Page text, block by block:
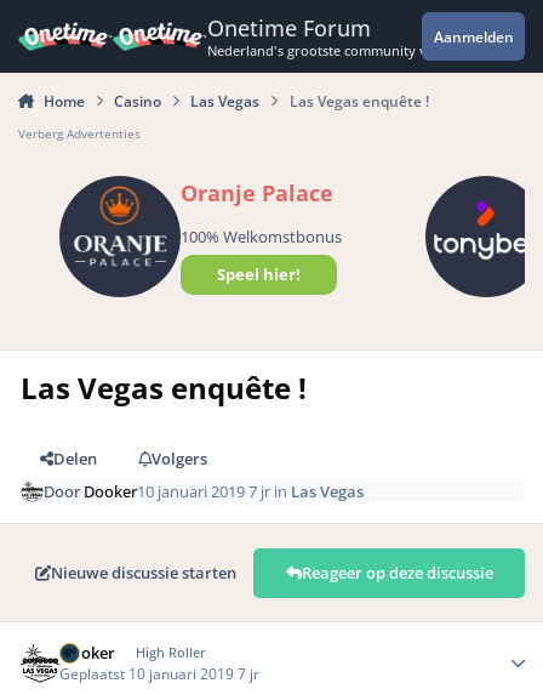
Onetime Forum
Nederland's grootste community voor de
Aanmelden
Home Casino Las Vegas Las Vegas enquête !
Verberg Advertenties
Oranje Palace
100% Welkomstbonus
Speel hier!
Las Vegas enquête !
Delen
Volgers
DoorDooker10 januari 20197 jr in Las Vegas
Nieuwe discussie starten Reageer op deze discussie
Dooker High Roller
Geplaatst 10 januari 20197 jr